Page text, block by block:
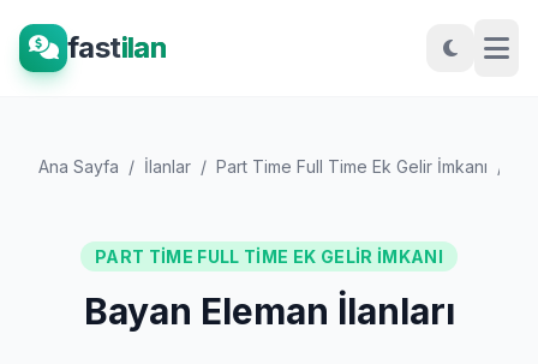
fastilan
Ana Sayfa / İlanlar / Part Time Full Time Ek Gelir İmkanı /
PART TIME FULL TIME EK GELIR İMKANI
Bayan Eleman İlanları